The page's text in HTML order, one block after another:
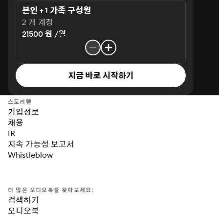
본인 + 1 가족 구성원
2 개 계정
21500 원 /월
지금 바로 시작하기
스토리텔
기업정보
채용
IR
지속 가능성 보고서
Whistleblow
더 많은 오디오북을 찾아보세요!
검색하기
오디오북